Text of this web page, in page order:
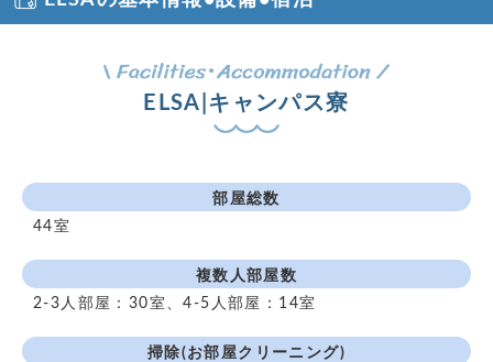
ELSA|キャンパス寮
部屋総数
44室
複数人部屋数
2-3人部屋：30室、4-5人部屋：14室
掃除(お部屋クリーニング)